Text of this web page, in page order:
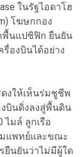
ในรัฐไอดาโฮ
โฆษกกอง
พื้นแปซิฟิก ยืนยัน
รื่องบินได้อย่าง
งให้เห็นร่มชูชีพ
บินดิ่งลงสู่พื้นดิน
ไมล์ ลูกเรือ
มแพทย์และขณะ
ยืนยันว่าไม่มีผู้ใด